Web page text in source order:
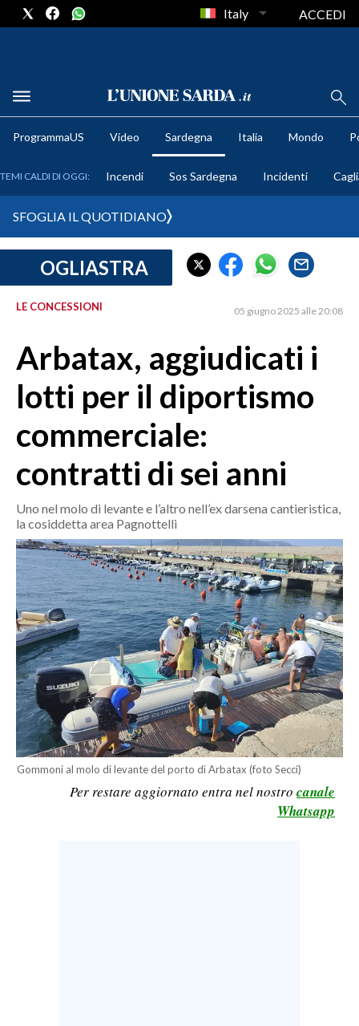
METEO
CRONACA SARDEGNA
MEDIO CAMPIDANO
ORISTANO E PROVINCIA
SASSARI E PROVINCIA
GALLURA
NUORO E PROVINCIA
OGLIASTRA
AGENDA
CRONACA
ITALIA
MONDO
POLITICA
ECONOMIA
SERVIZI ALLE IMPRESE
LAVORO
BANDI
Italy ACCEDI
ProgrammaUS Video Sardegna Italia Mondo
TEMI CALDI DI OGGI: Incendi Sos Sardegna Incidenti
SFOGLIA IL QUOTIDIANO
OGLIASTRA
LE CONCESSIONI 05 giugno 2025 alle 20:08
Arbatax, aggiudicati i
lotti per il diportismo
commerciale:
contratti di sei anni
Uno nel molo di levante e l’altro nell’ex darsena cantieristica,
la cosiddetta area Pagnottelli
Gommoni al molo di levante del porto di Arbatax (foto Secci)
Per restare aggiornato entra nel nostro canale
Whatsapp